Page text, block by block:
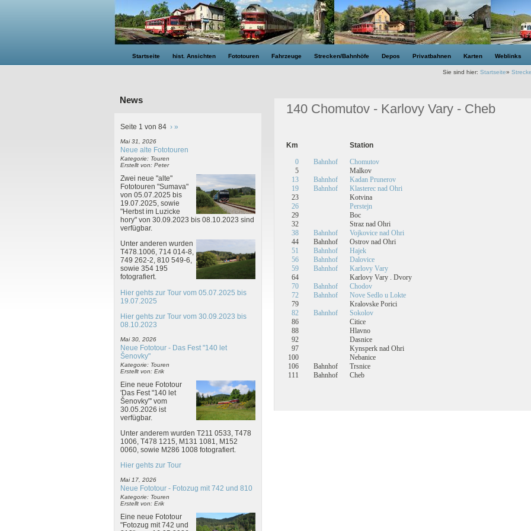
Startseite hist. Ansichten Fototouren Fahrzeuge Strecken/Bahnhöfe Depos Privatbahnen Karten Weblinks
Sie sind hier:Startseite»
News
Seite 1 von 84 › »
Mai 31, 2026
Neue alte Fototouren
Kategorie: Touren
Erstellt von: Peter
Zwei neue "alte"
Fototouren "Sumava"
von 05.07.2025 bis
19.07.2025, sowie
"Herbst im Luzicke
hory" von 30.09.2023 bis 08.10.2023 sind
verfügbar.
Unter anderen wurden
T478.1006, 714 014-8,
749 262-2, 810 549-6,
sowie 354 195
fotografiert.
Hier gehts zur Tour vom 05.07.2025 bis
19.07.2025
Hier gehts zur Tour vom 30.09.2023 bis
08.10.2023
Mai 30, 2026
Neue Fototour - Das Fest "140 let
Šenovky"
Kategorie: Touren
Erstellt von: Erik
Eine neue Fototour
'Das Fest "140 let
Šenovky"' vom
30.05.2026 ist
verfügbar.
Unter anderem wurden T211 0533, T478
1006, T478 1215, M131 1081, M152
0060, sowie M286 1008 fotografiert.
Hier gehts zur Tour
Mai 17, 2026
Neue Fototour - Fotozug mit 742 und 810
Kategorie: Touren
Erstellt von: Erik
Eine neue Fototour
"Fotozug mit 742 und
140 Chomutov - Karlovy Vary - Cheb
Km
Station
0
Bahnhof
Chomutov
5
Malkov
13
Bahnhof
Kadan Prunerov
19
Bahnhof
Klasterec nad Ohri
23
Kotvina
26
Perstejn
29
Boc
32
Straz nad Ohri
38
Bahnhof
Vojkovice nad Ohri
44
Bahnhof
Ostrov nad Ohri
51
Bahnhof
Hajek
56
Bahnhof
Dalovice
59
Bahnhof
Karlovy Vary
64
Karlovy Vary . Dvory
70
Bahnhof
Chodov
72
Bahnhof
Nove Sedlo u Lokte
79
Kralovske Porici
82
Bahnhof
Sokolov
86
Citice
88
Hlavno
92
Dasnice
97
Kynsperk nad Ohri
100
Nebanice
106
Bahnhof
Trsnice
111
Bahnhof Cheb